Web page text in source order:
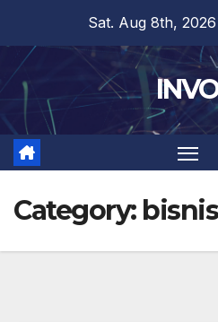
content
Sat. Aug 8th, 2026
Category: bisnis